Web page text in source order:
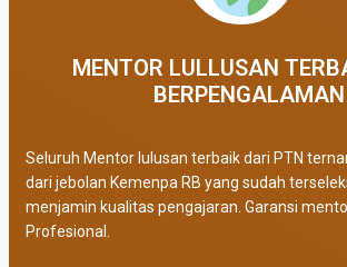
MENTOR LULLUSAN
BERPENGALAMAN
Seluruh Mentor lulusan terbaik dari PTN
dari jebolan Kemenpa RB yang sudah
menjamin kualitas pengajaran. Garansi
Profesional.